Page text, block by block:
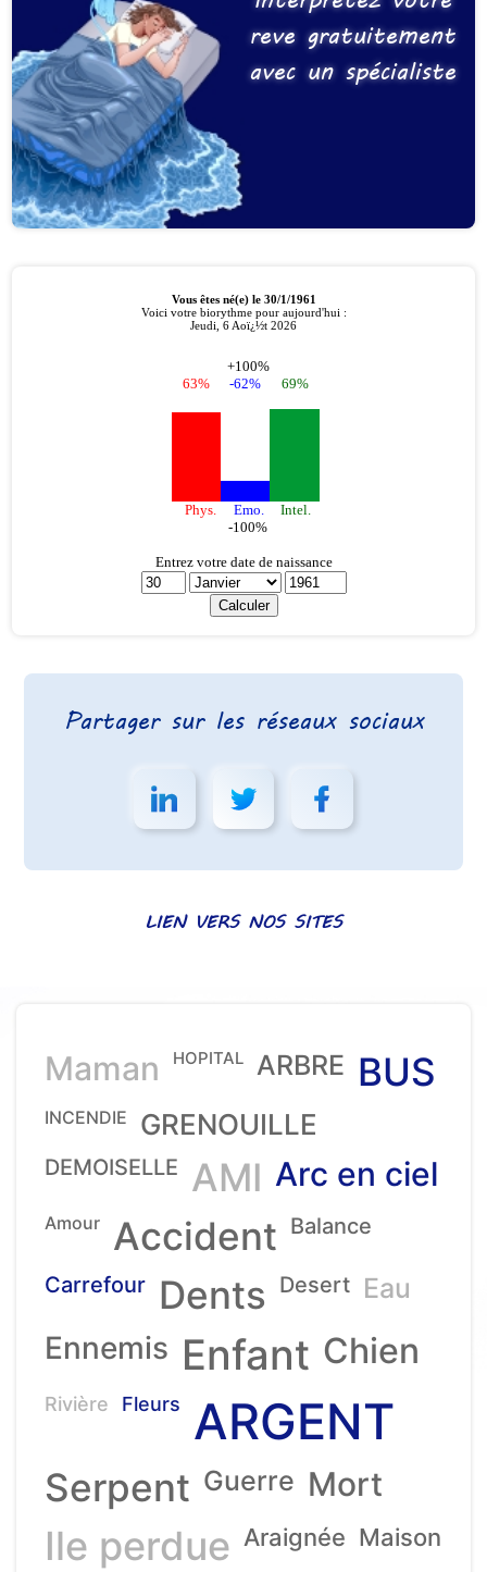
reve gratuitement
avec un spécialiste
Partager sur les réseaux sociaux
LIEN VERS NOS SITES
Maman HOPITAL ARBRE BUS
INCENDIE GRENOUILLE
DEMOISELLE AMI Arc en ciel
Amour Accident Balance
Carrefour Dents Desert Eau
Ennemis Enfant Chien
Rivière Fleurs ARGENT
Serpent Guerre Mort
Ile perdue Araignée Maison